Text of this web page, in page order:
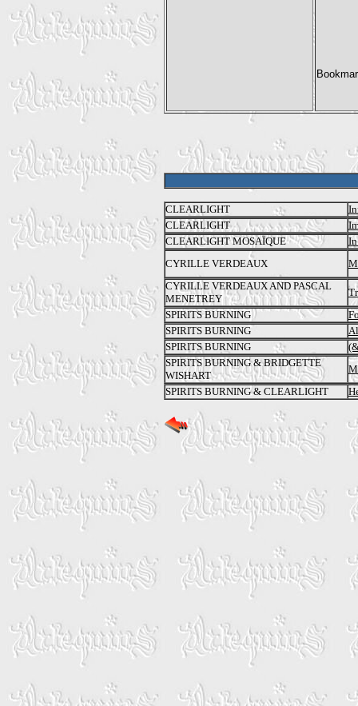
CLEARLIGHT
CLEARLIGHT
CLEARLIGHT MOSAÏQUE
CYRILLE VERDEAUX
CYRILLE VERDEAUX AND PASCAL
MENETREY
SPIRITS BURNING
SPIRITS BURNING
SPIRITS BURNING
SPIRITS BURNING & BRIDGETTE
WISHART
SPIRITS BURNING & CLEARLIGHT